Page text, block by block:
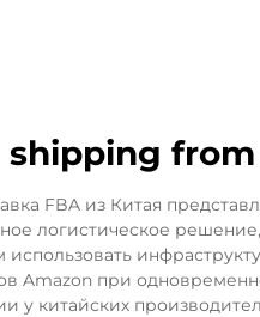
shipping
FBA из Китая
логистическое
использовать
Amazon при
у китайских